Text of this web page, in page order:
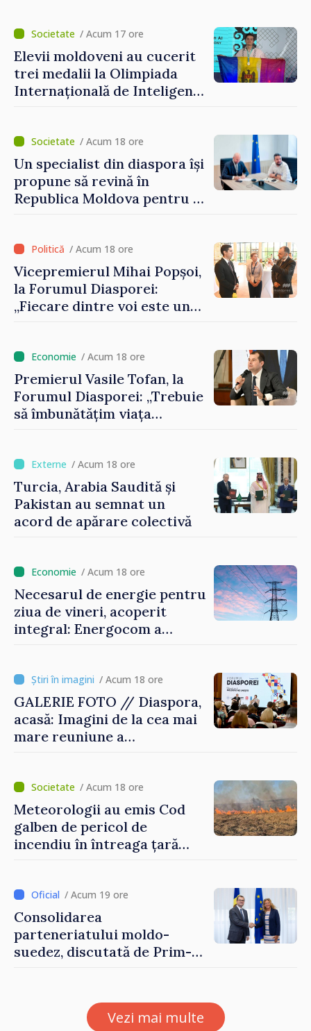
Grosu: „Este important să
depășim blocajele și să dăm o
șansă localităților să se
dezvolte”
/ Acum 17 ore
Elevii moldoveni au cucerit
trei medalii la Olimpiada
Internațională de Inteligență
/ Acum 18 ore
Un specialist din diaspora își
propune să revină în
Republica Moldova pentru a
/ Acum 18 ore
Vicepremierul Mihai Popșoi,
la Forumul Diasporei:
„Fiecare dintre voi este un
imaginii Republicii Moldova”
/ Acum 18 ore
Premierul Vasile Tofan, la
Forumul Diasporei: „Trebuie
să îmbunătățim viața
/ Acum 18 ore
Turcia, Arabia Saudită și
Pakistan au semnat un
acord de apărare colectivă
/ Acum 18 ore
Necesarul de energie pentru
ziua de vineri, acoperit
integral: Energocom a
/ Acum 18 ore
GALERIE FOTO // Diaspora,
acasă: Imagini de la cea mai
mare reuniune a
/ Acum 18 ore
Meteorologii au emis Cod
galben de pericol de
incendiu în întreaga țară
/ Acum 19 ore
Consolidarea
parteneriatului moldo-
suedez, discutată de Prim-
Petra Lärke
Vezi mai multe